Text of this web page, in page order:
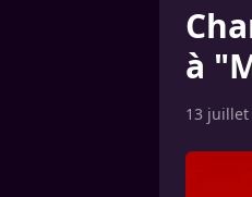
à
13 juillet